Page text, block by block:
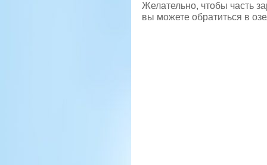
Желательно, чтобы часть
вы можете обратиться в